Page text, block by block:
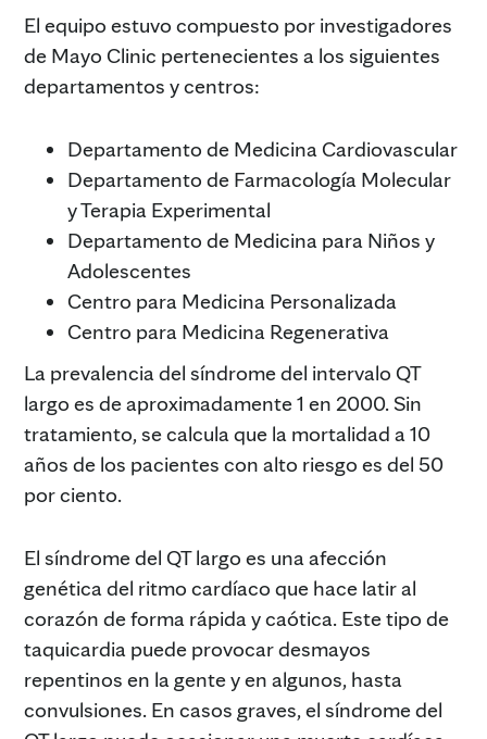
El equipo estuvo compuesto por investigadores
de Mayo Clinic pertenecientes a los siguientes
departamentos y centros:
Departamento de Medicina Cardiovascular
Departamento de Farmacología Molecular
y Terapia Experimental
Departamento de Medicina para Niños y
Adolescentes
Centro para Medicina Personalizada
Centro para Medicina Regenerativa
La prevalencia del síndrome del intervalo QT
largo es de aproximadamente 1 en 2000. Sin
tratamiento, se calcula que la mortalidad a 10
años de los pacientes con alto riesgo es del 50
por ciento.
El síndrome del QT largo es una afección
genética del ritmo cardíaco que hace latir al
corazón de forma rápida y caótica. Este tipo de
taquicardia puede provocar desmayos
repentinos en la gente y en algunos, hasta
convulsiones. En casos graves, el síndrome del